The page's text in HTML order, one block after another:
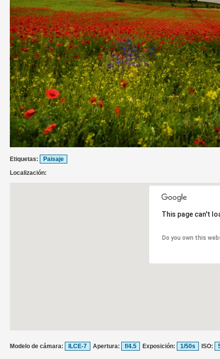
Etiquetas:
Paisaje
Localización:
This page can't
Do you own this
Modelo de cámara: ILCE-7 Apertura: f/4.5 Exposición: 1/50s ISO: